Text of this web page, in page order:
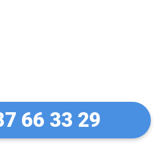
66 33 29